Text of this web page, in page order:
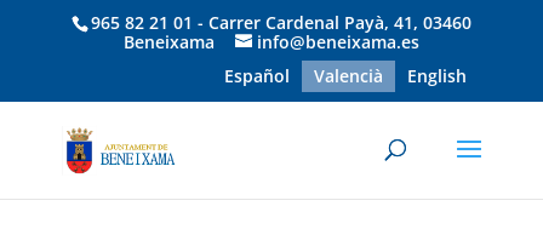
965 82 21 01 - Carrer Cardenal Payà, 41, 03460
Beneixama
info@beneixama.es
Español
Valencià English